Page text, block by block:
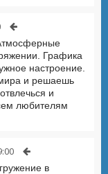
Графика
настроение.
и решаешь
и
любителям
в